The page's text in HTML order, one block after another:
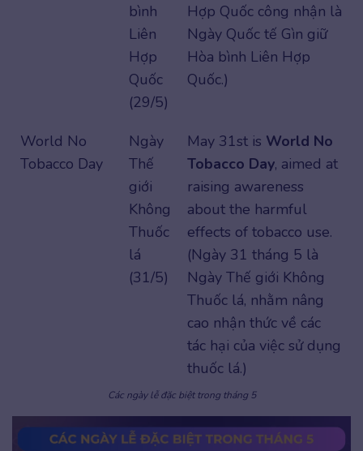
bình
Liên
Hợp
Quốc
(29/5)
Hợp Quốc công nhận là
Ngày Quốc tế Gìn giữ
Hòa bình Liên Hợp
Quốc.)
World No
Tobacco Day
Ngày
Thế
giới
Không
Thuốc
lá
(31/5)
May 31st is World No
Tobacco Day, aimed at
raising awareness
about the harmful
effects of tobacco use.
(Ngày 31 tháng 5 là
Ngày Thế giới Không
Thuốc lá, nhằm nâng
cao nhận thức về các
tác hại của việc sử dụng
thuốc lá.)
Các ngày lễ đặc biệt trong tháng 5